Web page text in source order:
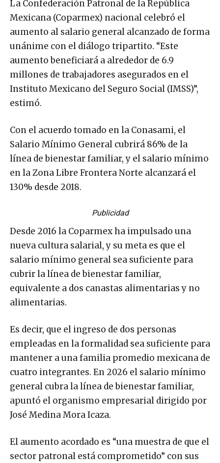
La Confederación Patronal de la República
Mexicana (Coparmex) nacional celebró el
aumento al salario general alcanzado de forma
unánime con el diálogo tripartito. “Este
aumento beneficiará a alrededor de 6.9
millones de trabajadores asegurados en el
Instituto Mexicano del Seguro Social (IMSS)”,
estimó.
Con el acuerdo tomado en la Conasami, el
Salario Mínimo General cubrirá 86% de la
línea de bienestar familiar, y el salario mínimo
en la Zona Libre Frontera Norte alcanzará el
130% desde 2018.
Publicidad
Desde 2016 la Coparmex ha impulsado una
nueva cultura salarial, y su meta es que el
salario mínimo general sea suficiente para
cubrir la línea de bienestar familiar,
equivalente a dos canastas alimentarias y no
alimentarias.
Es decir, que el ingreso de dos personas
empleadas en la formalidad sea suficiente para
mantener a una familia promedio mexicana de
cuatro integrantes. En 2026 el salario mínimo
general cubra la línea de bienestar familiar,
apuntó el organismo empresarial dirigido por
José Medina Mora Icaza.
El aumento acordado es “una muestra de que el
sector patronal está comprometido” con sus